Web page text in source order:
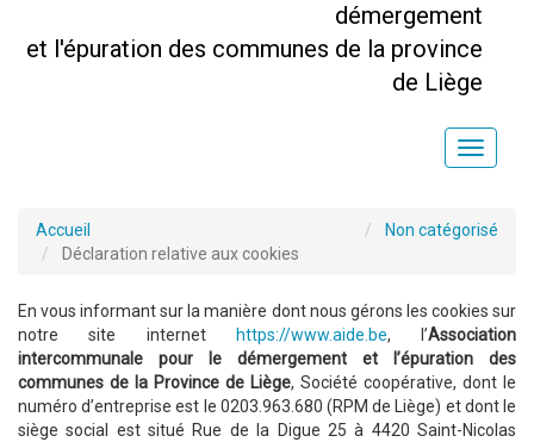
démergement
et l'épuration des communes de la province
de Liège
Toggle
Accueil
Non catégorisé
Déclaration relative aux cookies
En vous informant sur la manière dont nous gérons les cookies sur
notre site internet
https://www.aide.be, l’Association
intercommunale pour le démergement et l’épuration des
communes de la Province de Liège, Société coopérative, dont le
numéro d’entreprise est le 0203.963.680 (RPM de Liège) et dont le
siège social est situé Rue de la Digue 25 à 4420 Saint-Nicolas